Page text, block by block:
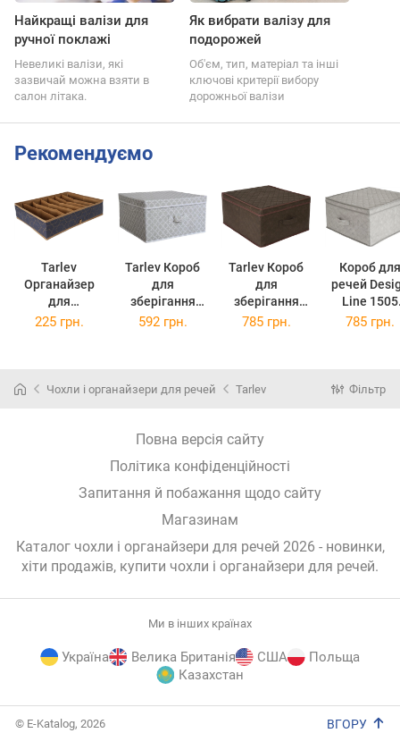
Найкращі валізи для
ручної поклажі
Невеликі валізи, які
зазвичай можна взяти в
салон літака.
Як вибрати валізу для
подорожей
Об'єм, тип, матеріал та інші
ключові критерії вибору
дорожньої валізи
Рекомендуємо
Tarlev
Органайзер
для
зберігання
Design Line 7
Tarlev Короб
для
зберігання
речей
Tarlev Короб
для
зберігання
речей Design
(1501)
Короб для
речей
Line 1505
43х47х25
225 грн. 592 грн. 785 грн. 785 грн.
Чохли і органайзери для речей Tarlev Фільтр
Повна версія сайту
Політика конфіденційності
Запитання й побажання щодо сайту
Магазинам
Каталог чохли і органайзери для речей 2026 - новинки,
хіти продажів, купити чохли і органайзери для речей.
Ми в інших країнах
Україна Велика Британія США
Польща
Казахстан
© E-Katalog, 2026 ВГОРУ